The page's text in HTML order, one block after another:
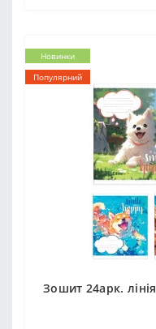
Новинки
Популярний
Зошит 24арк.